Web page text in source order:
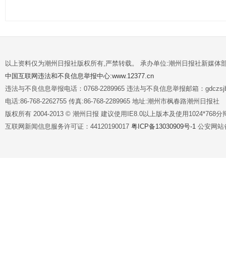
以上资料仅为潮州日报社版权所有,严禁转载。 承办单位:潮州日报社新媒体
中国互联网违法和不良信息举报中心:www.12377.cn
违法与不良信息举报电话：0768-2289965 违法与不良信息举报邮箱：
电话:86-768-2262755 传真:86-768-2289965 地址:潮州市枫春路潮州日报社
版权所有 2004-2013 © 潮州日报 建议使用IE8.0以上版本及使用1024*768分
互联网新闻信息服务许可证：44120190017 粤ICP备13030909号-1 公安网站